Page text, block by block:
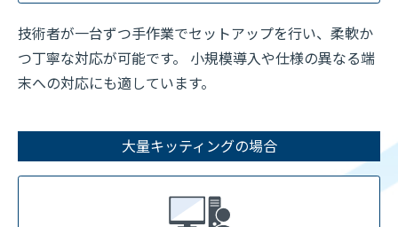
技術者が一台ずつ手作業でセットアップを行い、柔軟か
つ丁寧な対応が可能です。 小規模導入や仕様の異なる端
末への対応にも適しています。
大量キッティングの場合